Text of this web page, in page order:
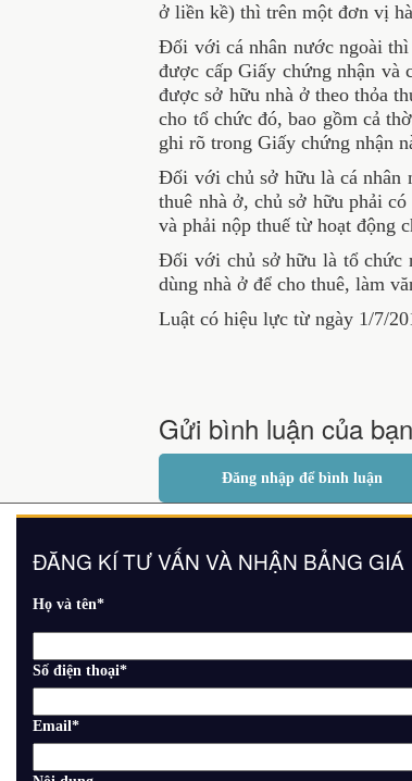
ở liền kề) thì trên một đơn vị
Đối với cá nhân nước ngoài thì
được cấp Giấy chứng nhận và
được sở hữu nhà ở theo thỏa
cho tổ chức đó, bao gồm cả
ghi rõ trong Giấy chứng nhận
Đối với chủ sở hữu là cá nhân
thuê nhà ở, chủ sở hữu phải
và phải nộp thuế từ hoạt động
Đối với chủ sở hữu là tổ chức
dùng nhà ở để cho thuê, làm
Luật có hiệu lực từ ngày 1/7/
Gửi bình luận của bạn
Đăng nhập để bình luận
ĐĂNG KÍ TƯ VẤN VÀ NHẬN BẢNG GIÁ
Họ và tên*
Số điện thoại*
Email*